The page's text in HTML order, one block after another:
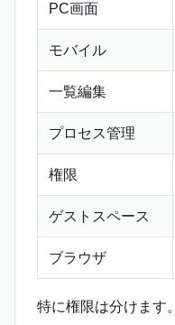
PC画面
モバイル
一覧編集
プロセス管理
権限
ゲストスペース
ブラウザ
特に権限は分けます。